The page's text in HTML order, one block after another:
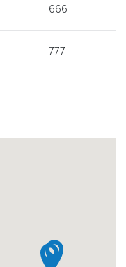
666
777